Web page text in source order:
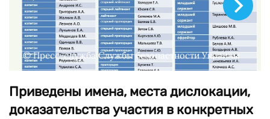
© Пресс-служба Службы безопастности Украины
Приведены имена, места дислокации,
доказательства участия в конкретных